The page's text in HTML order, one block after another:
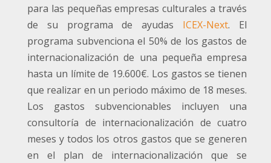
para las pequeñas empresas culturales a través
de su programa de ayudas ICEX-Next. El
programa subvenciona el 50% de los gastos de
internacionalización de una pequeña empresa
hasta un límite de 19.600€. Los gastos se tienen
que realizar en un periodo máximo de 18 meses.
Los gastos subvencionables incluyen una
consultoría de internacionalización de cuatro
meses y todos los otros gastos que se generen
en el plan de internacionalización que se